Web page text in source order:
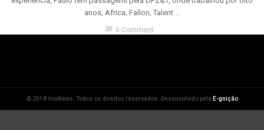
anos, Africa, Fallon, Talent ...
chat_bubble 0 Comment
© 2018 VoxNews. Todos os direitos reservados. Desenvolvido pela E-gnição